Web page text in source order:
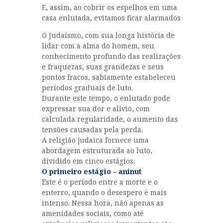
E, assim, ao cobrir os espelhos em uma
casa enlutada, evitamos ficar alarmados
O Judaísmo, com sua longa história de
lidar com a alma do homem, seu
conhecimento profundo das realizações
e fraquezas, suas grandezas e seus
pontos fracos, sabiamente estabeleceu
períodos graduais de luto.
Durante este tempo, o enlutado pode
expressar sua dor e alívio, com
calculada regularidade, o aumento das
tensões causadas pela perda.
A religião judaica fornece uma
abordagem estruturada ao luto,
dividido em cinco estágios.
O primeiro estágio – aninut
Este é o período entre a morte e o
enterro, quando o desespero é mais
intenso. Nessa hora, não apenas as
amenidades sociais, como até